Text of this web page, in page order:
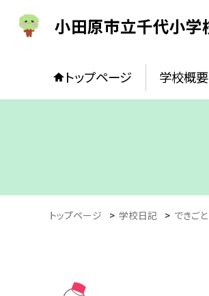
小田原市立千代小学
トップページ 学校概要
トップページ > 学校日記 > できごと